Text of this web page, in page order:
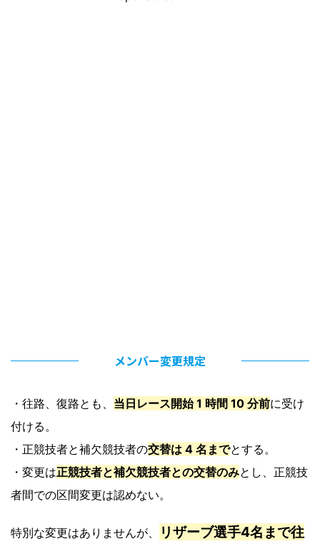
メンバー変更規定
・往路、復路とも、 当日レース開始 1 時間 10 分前に受け
付ける。
・正競技者と補欠競技者の交替は 4 名までとする。
・変更は正競技者と補欠競技者との交替のみとし、正競技
者間での区間変更は認めない。
特別な変更はありませんが、
リザーブ選手4名まで往